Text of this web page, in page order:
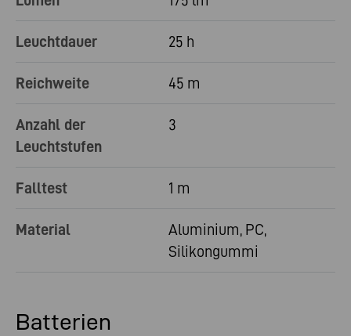
Leuchtdauer 25 h
Reichweite 45 m
Anzahl der
Leuchtstufen
3
Falltest 1 m
Material
Aluminium, PC,
Silikongummi
Batterien